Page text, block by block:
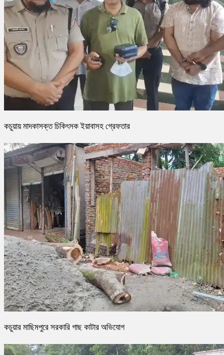
কচুয়ায় মাদকাসক্ত চিকিৎসক ইয়াবাসহ গ্রেফতার
কচুয়ার মাছিমপুরে সরকারি গাছ কাটার অভিযোগ